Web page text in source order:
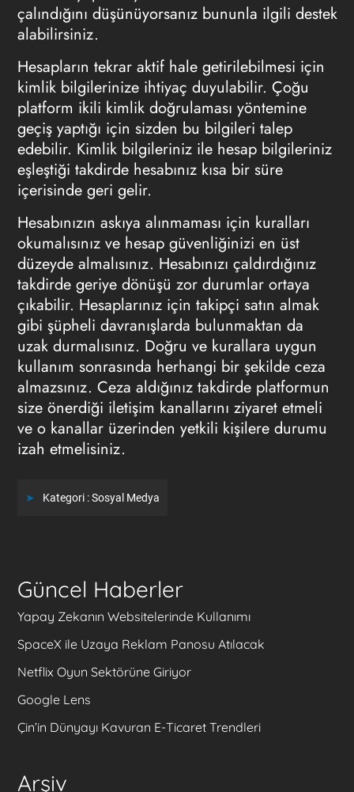
çalındığını düşünüyorsanız bununla ilgili destek
alabilirsiniz.
Hesapların tekrar aktif hale getirilebilmesi için
kimlik bilgilerinize ihtiyaç duyulabilir. Çoğu
platform ikili kimlik doğrulaması yöntemine
geçiş yaptığı için sizden bu bilgileri talep
edebilir. Kimlik bilgileriniz ile hesap bilgileriniz
eşleştiği takdirde hesabınız kısa bir süre
içerisinde geri gelir.
Hesabınızın askıya alınmaması için kuralları
okumalısınız ve hesap güvenliğinizi en üst
düzeyde almalısınız. Hesabınızı çaldırdığınız
takdirde geriye dönüşü zor durumlar ortaya
çıkabilir. Hesaplarınız için takipçi satın almak
gibi şüpheli davranışlarda bulunmaktan da
uzak durmalısınız. Doğru ve kurallara uygun
kullanım sonrasında herhangi bir şekilde ceza
almazsınız. Ceza aldığınız takdirde platformun
size önerdiği iletişim kanallarını ziyaret etmeli
ve o kanallar üzerinden yetkili kişilere durumu
izah etmelisiniz.
Kategori :Sosyal Medya
Güncel Haberler
Yapay Zekanın Websitelerinde Kullanımı
SpaceX ile Uzaya Reklam Panosu Atılacak
Netflix Oyun Sektörüne Giriyor
Google Lens
Çin’in Dünyayı Kavuran E-Ticaret Trendleri
Arşiv